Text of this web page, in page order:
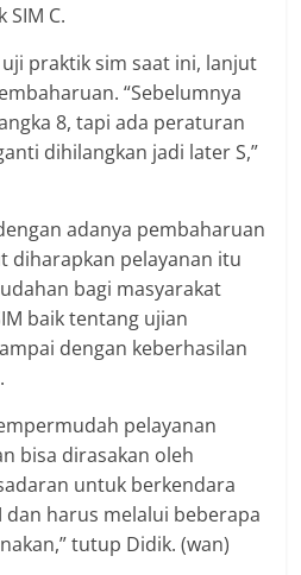
C.
praktik sim saat ini, lanjut
“Sebelumnya
8, tapi ada peraturan
dihilangkan jadi later S,”
adanya pembaharuan
diharapkan pelayanan itu
bagi masyarakat
baik tentang ujian
dengan keberhasilan
pelayanan
bisa dirasakan oleh
untuk berkendara
dan harus melalui beberapa
tutup Didik. (wan)